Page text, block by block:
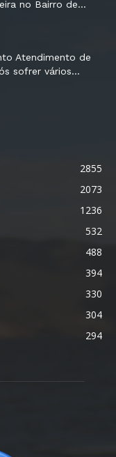
no Bairro de...
Atendimento de
sofrer vários...
2855
2073
1236
532
488
394
330
304
294